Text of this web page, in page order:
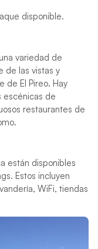
disponible.
una variedad de
de las vistas y
de El Pireo. Hay
escénicas de
restaurantes de
están disponibles
Estos incluyen
WiFi, tiendas